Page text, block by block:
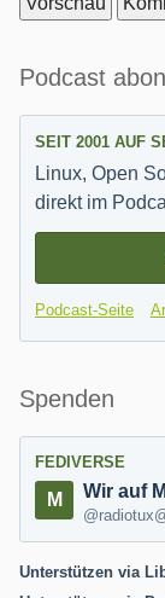
Seitenleiste
Podcast
SEIT 2001 AUF
Linux, Open
direkt im
Podcast-Seite
Spenden
FEDIVERSE
Wir auf
Unterstützen via